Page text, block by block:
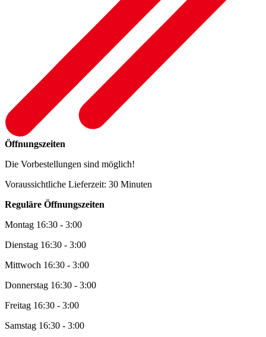
Öffnungszeiten
Die Vorbestellungen sind möglich!
Voraussichtliche Lieferzeit: 30 Minuten
Reguläre Öffnungszeiten
Montag 16:30 - 3:00
Dienstag 16:30 - 3:00
Mittwoch 16:30 - 3:00
Donnerstag 16:30 - 3:00
Freitag 16:30 - 3:00
Samstag 16:30 - 3:00